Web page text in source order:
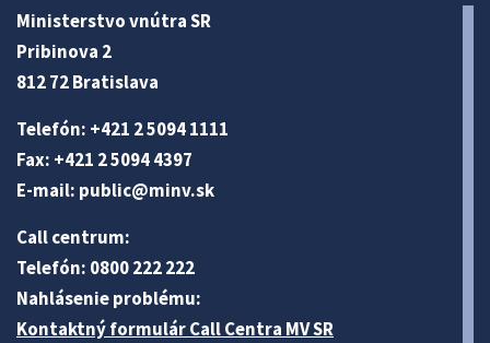
Ministerstvo vnútra SR
Pribinova 2
812 72 Bratislava
Telefón: +421 2 5094 1111
Fax: +421 2 5094 4397
E-mail: public@minv.sk
Call centrum:
Telefón: 0800 222 222
Nahlásenie problému:
Kontaktný formulár Call Centra MV SR